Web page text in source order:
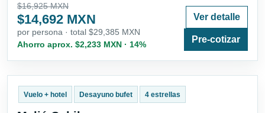
$16,925 MXN
$14,692 MXN
por persona · total $29,385 MXN
Ahorro aprox. $2,233 MXN · 14%
Ver detalle
Pre-cotizar
Vuelo + hotel Desayuno bufet 4 estrellas